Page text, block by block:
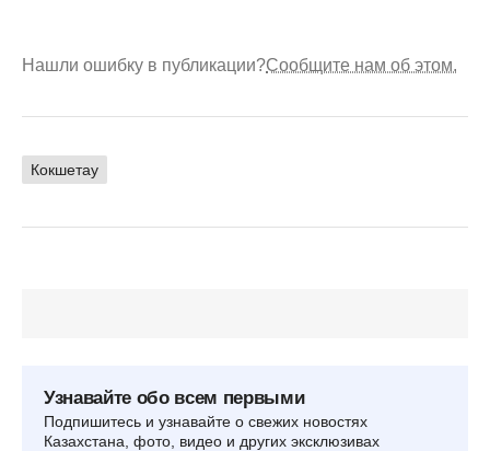
Нашли ошибку в публикации?Сообщите нам об этом.
Кокшетау
Узнавайте обо всем первыми
Подпишитесь и узнавайте о свежих новостях
Казахстана, фото, видео и других эксклюзивах